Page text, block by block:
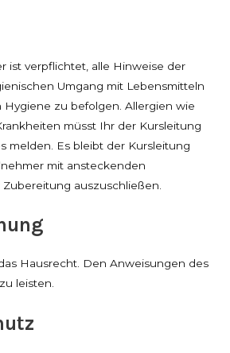
ist verpflichtet, alle Hinweise der
Umgang mit Lebensmitteln
Hygiene zu befolgen. Allergien wie
müsst Ihr der Kursleitung
melden. Es bleibt der Kursleitung
mit ansteckenden
auszuschließen.
Hausrecht. Den Anweisungen des
leisten.